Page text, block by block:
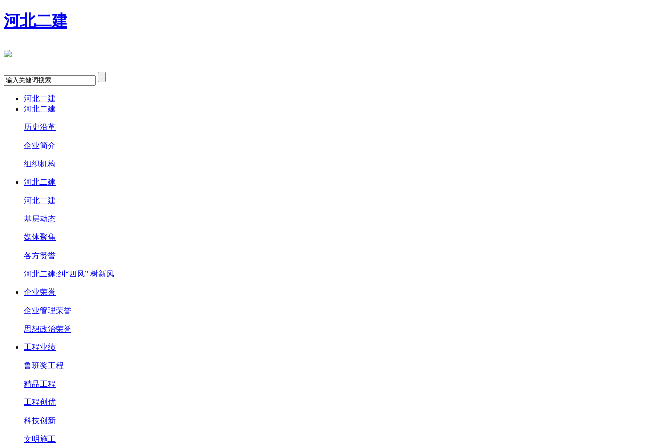
河北二建
河北二建
河北二建
历史沿革
企业简介
组织机构
河北二建
河北二建
基层动态
媒体聚焦
各方赞誉
河北二建:纠“四风” 树新风
企业荣誉
企业管理荣誉
思想政治荣誉
工程业绩
鲁班奖工程
精品工程
工程创优
科技创新
文明施工